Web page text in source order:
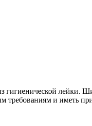
гигиенической лейки.
требованиям и иметь